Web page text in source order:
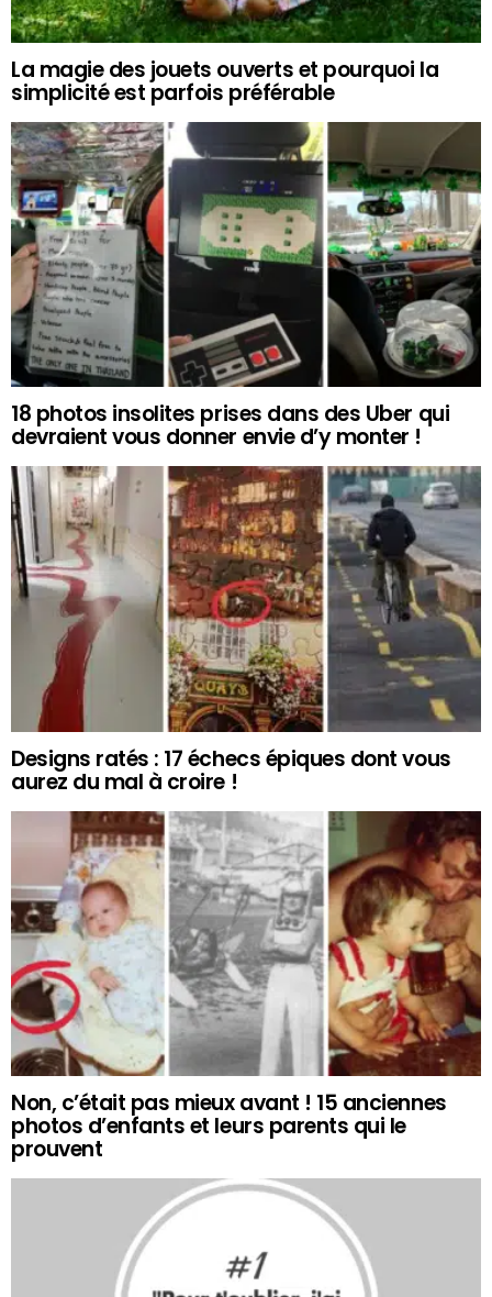
La magie des jouets ouverts et pourquoi la
simplicité est parfois préférable
18 photos insolites prises dans des Uber qui
devraient vous donner envie d’y monter !
Designs ratés : 17 échecs épiques dont vous
aurez du mal à croire !
Non, c’était pas mieux avant ! 15 anciennes
photos d’enfants et leurs parents qui le
prouvent